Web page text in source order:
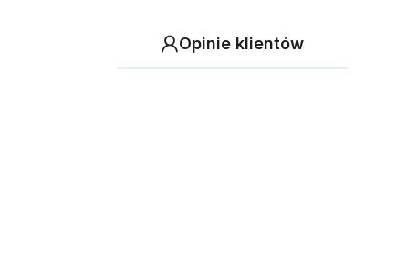
Opinie klientów